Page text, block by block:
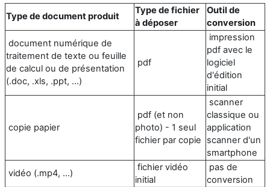
Type de document produit
Type de fichier
à déposer
Outil de
conversion
document numérique de
traitement de texte ou feuille
de calcul ou de présentation
(.doc, .xls, .ppt, ...)
pdf
impression
pdf avec le
logiciel
d'édition
initial
copie papier
pdf (et non
photo) - 1 seul
fichier par copie
scanner
classique ou
application
scanner d'un
smartphone
vidéo (.mp4, ...)
fichier vidéo
initial
pas de
conversion